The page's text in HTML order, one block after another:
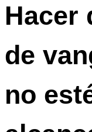
Hacer
de
no